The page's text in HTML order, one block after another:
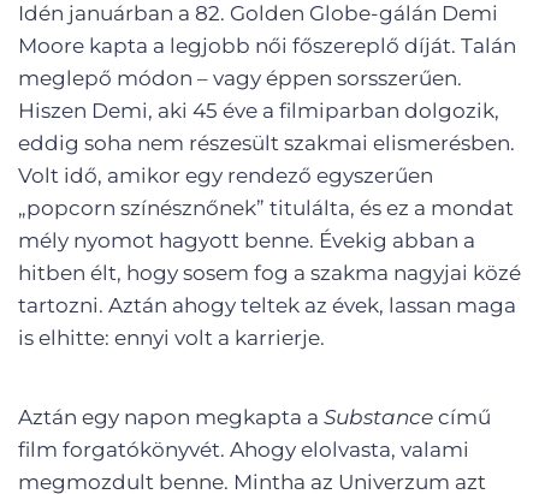
Idén januárban a 82. Golden Globe-gálán Demi
Moore kapta a legjobb női főszereplő díját. Talán
meglepő módon – vagy éppen sorsszerűen.
Hiszen Demi, aki 45 éve a filmiparban dolgozik,
eddig soha nem részesült szakmai elismerésben.
Volt idő, amikor egy rendező egyszerűen
„popcorn színésznőnek” titulálta, és ez a mondat
mély nyomot hagyott benne. Évekig abban a
hitben élt, hogy sosem fog a szakma nagyjai közé
tartozni. Aztán ahogy teltek az évek, lassan maga
is elhitte: ennyi volt a karrierje.
Aztán egy napon megkapta a Substance című
film forgatókönyvét. Ahogy elolvasta, valami
megmozdult benne. Mintha az Univerzum azt